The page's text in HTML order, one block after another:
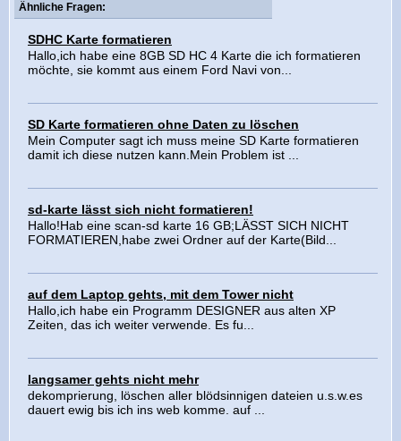
Ähnliche Fragen:
SDHC Karte formatieren
Hallo,ich habe eine 8GB SD HC 4 Karte die ich formatieren
möchte, sie kommt aus einem Ford Navi von...
SD Karte formatieren ohne Daten zu löschen
Mein Computer sagt ich muss meine SD Karte formatieren
damit ich diese nutzen kann.Mein Problem ist ...
sd-karte lässt sich nicht formatieren!
Hallo!Hab eine scan-sd karte 16 GB;LÄSST SICH NICHT
FORMATIEREN,habe zwei Ordner auf der Karte(Bild...
auf dem Laptop gehts, mit dem Tower nicht
Hallo,ich habe ein Programm DESIGNER aus alten XP
Zeiten, das ich weiter verwende. Es fu...
langsamer gehts nicht mehr
dekomprierung, löschen aller blödsinnigen dateien u.s.w.es
dauert ewig bis ich ins web komme. auf ...